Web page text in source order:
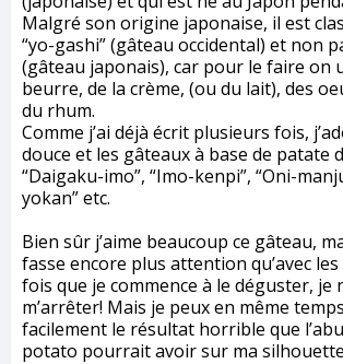
Malgré son origine japonaise, il est
“yo-gashi” (gâteau occidental) et non
(gâteau japonais), car pour le faire on
beurre, de la crème, (ou du lait), des
du rhum.
Comme j’ai déjà écrit plusieurs fois,
douce et les gâteaux à base de patate
“Daigaku-imo”, “Imo-kenpi”, “Oni-
yokan” etc.
Bien sûr j’aime beaucoup ce gâteau,
fasse encore plus attention qu’avec
fois que je commence à le déguster, je
m’arrêter! Mais je peux en même
facilement le résultat horrible que
potato pourrait avoir sur ma